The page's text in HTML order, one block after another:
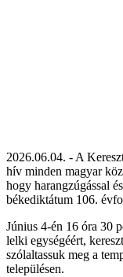
2026.06.04. - A
hív minden magyar
hogy harangzúgással
békediktátum 106.
Június 4-én 16 óra 30
lelki egységéért,
szólaltassuk meg a
településen.